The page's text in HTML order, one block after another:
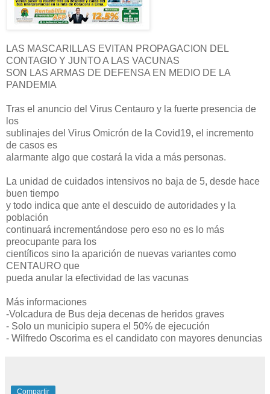
LAS MASCARILLAS EVITAN PROPAGACION DEL
CONTAGIO Y JUNTO A LAS VACUNAS
SON LAS ARMAS DE DEFENSA EN MEDIO DE LA
PANDEMIA
Tras el anuncio del Virus Centauro y la fuerte presencia de
los
sublinajes del Virus Omicrón de la Covid19, el incremento
de casos es
alarmante algo que costará la vida a más personas.
La unidad de cuidados intensivos no baja de 5, desde hace
buen tiempo
y todo indica que ante el descuido de autoridades y la
población
continuará incrementándose pero eso no es lo más
preocupante para los
científicos sino la aparición de nuevas variantes como
CENTAURO que
pueda anular la efectividad de las vacunas
Más informaciones
-Volcadura de Bus deja decenas de heridos graves
- Solo un municipio supera el 50% de ejecución
- Wilfredo Oscorima es el candidato con mayores denuncias
Compartir